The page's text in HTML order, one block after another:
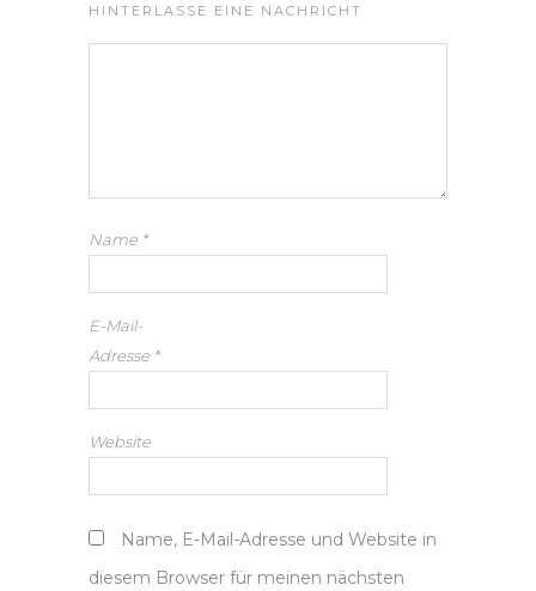
HINTERLASSE EINE NACHRICHT
Name *
E-Mail-
Adresse *
Website
Name, E-Mail-Adresse und Website in
diesem Browser für meinen nächsten